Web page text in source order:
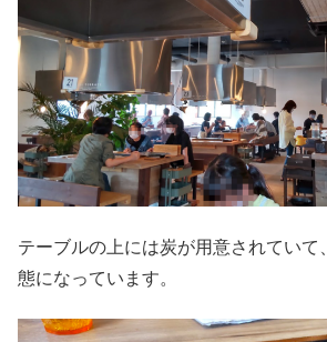
テーブルの上には炭が用意されていて
態になっています。